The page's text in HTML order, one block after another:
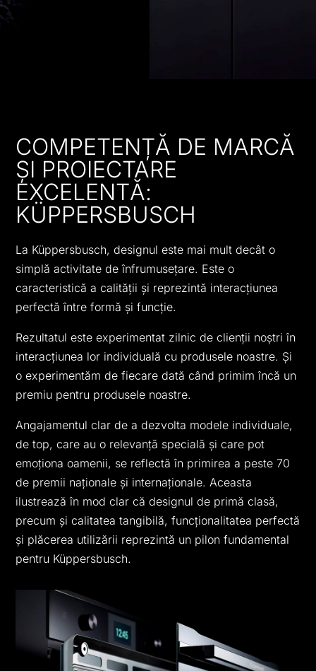
COMPETENȚĂ DE MARCĂ
ȘI PROIECTARE
EXCELENTĂ:
KÜPPERSBUSCH
La Küppersbusch, designul este mai mult decât o
simplă activitate de înfrumusețare. Este o
caracteristică a calităţii și reprezintă interacțiunea
perfectă între formă și funcție.
Rezultatul este experimentat zilnic de clienții noștri în
interacțiunea lor individuală cu produsele noastre. Și
o experimentăm de fiecare dată când primim încă un
premiu pentru produsele noastre.
Angajamentul clar de a dezvolta modele individuale,
de top, care au o relevanță specială și care pot
emoționa oamenii, se reflectă în primirea a peste 70
de premii naționale și internaționale. Aceasta
ilustrează în mod clar că designul de primă clasă,
precum și calitatea tangibilă, funcționalitatea perfectă
și plăcerea utilizării reprezintă un pilon fundamental
pentru Küppersbusch.